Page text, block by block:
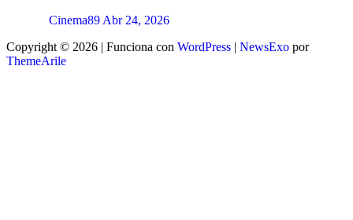
Cinema89 Abr 24, 2026
Copyright © 2026 | Funciona con WordPress | NewsExo por
ThemeArile